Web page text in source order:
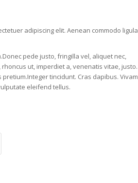
adipiscing elit. Aenean commodo
pede justo, fringilla vel, aliquet nec,
ut, imperdiet a, venenatis vitae, justo.
tincidunt. Cras dapibus.
eleifend tellus.